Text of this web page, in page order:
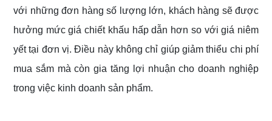
với những đơn hàng số lượng lớn, khách hàng sẽ được
hưởng mức giá chiết khấu hấp dẫn hơn so với giá niêm
yết tại đơn vị. Điều này không chỉ giúp giảm thiểu chi phí
mua sắm mà còn gia tăng lợi nhuận cho doanh nghiệp
trong việc kinh doanh sản phẩm.